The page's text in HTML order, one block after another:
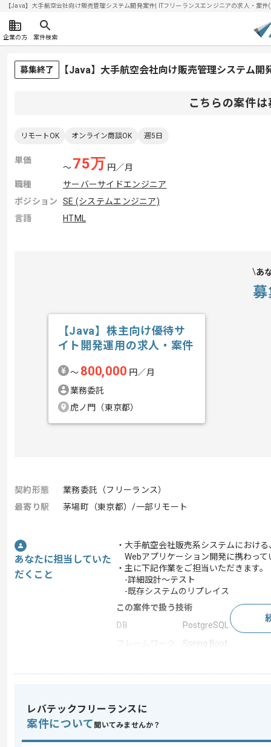
【Java】大手航空会社向け販売管理システム開発案件| ITフリーランスエンジニアの求人・案
企業の方 案件検索
募集終了 【Java】大手航空会社向け販売管理システム
こちらの案件
リモートOK オンライン商談OK 週5日
単価
〜75万 円／月
職種
サーバーサイドエンジニア
ポジション
SE (システムエンジニア)
言語
HTML
あ
【Java】株主向け優待サ
イト開発運用の求人・案件
〜 800,000 円／月
業務委託
虎ノ門（東京都）
契約形態
業務委託（フリーランス）
最寄り駅
茅場町（東京都）/一部リモート
あなたに担当していた
だくこと
・大手航空会社販売系システムにおける
Webアプリケーション開発に携わって
・主に下記作業をご担当いただきます。
-詳細設計～テスト
-既存システムのリプレイス
この案件で扱う技術
DB
PostgreSQL
Spring Boot
レバテックフリーランスに
案件について 聞いてみませんか？